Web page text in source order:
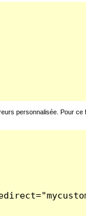
personnalisée. Pour